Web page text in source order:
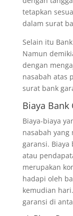
tetapkan
dalam surat
Selain itu
Namun
dengan
nasabah atas
surat bank
Biaya Bank
Biaya-biaya
nasabah
garansi. Biaya
atau
merupakan
hadapi oleh
kemudian
garansi di